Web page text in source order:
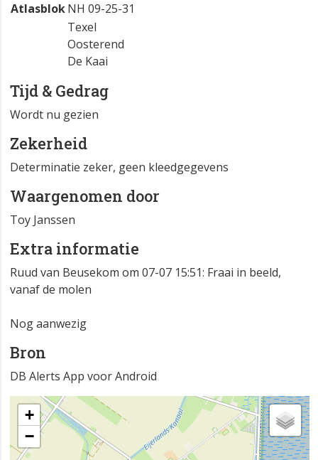
AtlasblokNH 09-25-31
Texel
Oosterend
De Kaai
Tijd & Gedrag
Wordt nu gezien
Zekerheid
Determinatie zeker, geen kleedgegevens
Waargenomen door
Toy Janssen
Extra informatie
Ruud van Beusekom om 07-07 15:51: Fraai in beeld,
vanaf de molen
Nog aanwezig
Bron
DB Alerts App voor Android
+
−